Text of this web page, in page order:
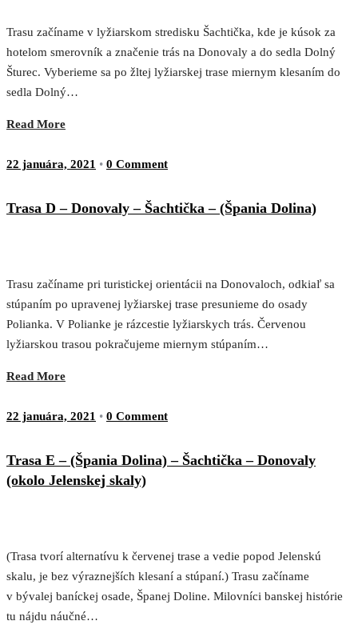
Trasu začíname v lyžiarskom stredisku Šachtička, kde je kúsok za
hotelom smerovník a značenie trás na Donovaly a do sedla Dolný
Šturec. Vyberieme sa po žltej lyžiarskej trase miernym klesaním do
sedla Dolný…
Read More
22 januára, 2021 • 0 Comment
Trasa D – Donovaly – Šachtička – (Špania Dolina)
Trasu začíname pri turistickej orientácii na Donovaloch, odkiaľ sa
stúpaním po upravenej lyžiarskej trase presunieme do osady
Polianka. V Polianke je rázcestie lyžiarskych trás. Červenou
lyžiarskou trasou pokračujeme miernym stúpaním…
Read More
22 januára, 2021 • 0 Comment
Trasa E – (Špania Dolina) – Šachtička – Donovaly
(okolo Jelenskej skaly)
(Trasa tvorí alternatívu k červenej trase a vedie popod Jelenskú
skalu, je bez výraznejších klesaní a stúpaní.) Trasu začíname
v bývalej baníckej osade, Španej Doline. Milovníci banskej histórie
tu nájdu náučné…